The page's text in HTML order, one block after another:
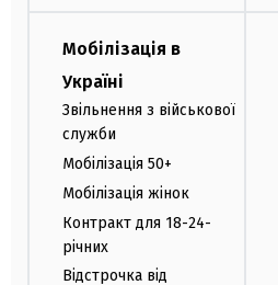
Мобілізація в
Україні
Звільнення з військової
служби
Мобілізація 50+
Мобілізація жінок
Контракт для 18-24-
річних
Відстрочка від